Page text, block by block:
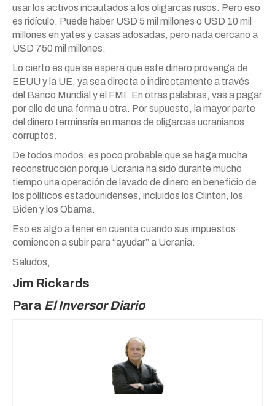
usar los activos incautados a los oligarcas rusos. Pero eso
es ridículo. Puede haber USD 5 mil millones o USD 10 mil
millones en yates y casas adosadas, pero nada cercano a
USD 750 mil millones.
Lo cierto es que se espera que este dinero provenga de
EEUU y la UE, ya sea directa o indirectamente a través
del Banco Mundial y el FMI. En otras palabras, vas a pagar
por ello de una forma u otra. Por supuesto, la mayor parte
del dinero terminaría en manos de oligarcas ucranianos
corruptos.
De todos modos, es poco probable que se haga mucha
reconstrucción porque Ucrania ha sido durante mucho
tiempo una operación de lavado de dinero en beneficio de
los políticos estadounidenses, incluidos los Clinton, los
Biden y los Obama.
Eso es algo a tener en cuenta cuando sus impuestos
comiencen a subir para “ayudar” a Ucrania.
Saludos,
Jim Rickards
Para El Inversor Diario